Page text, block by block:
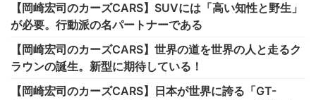
【岡崎宏司のカーズCARS】SUVには「高い知性と野生」
が必要。行動派の名パートナーである
【岡崎宏司のカーズCARS】世界の道を世界の人と走るク
ラウンの誕生。新型に期待している！
【岡崎宏司のカーズCARS】日本が世界に誇る「GT-